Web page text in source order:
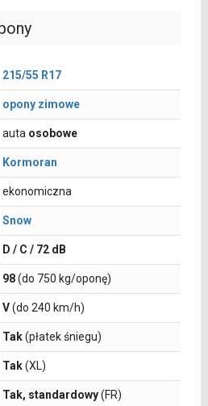
215/55 R17
opony zimowe
auta osobowe
Kormoran
ekonomiczna
Snow
D / C / 72 dB
98(do 750 kg/oponę)
V(do 240 km/h)
Tak(płatek śniegu)
Tak(XL)
Tak, standardowy(FR)